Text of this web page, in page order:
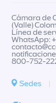
Cámara de
(Valle)
Línea de
WhatsApp:
800-752-
Sedes |